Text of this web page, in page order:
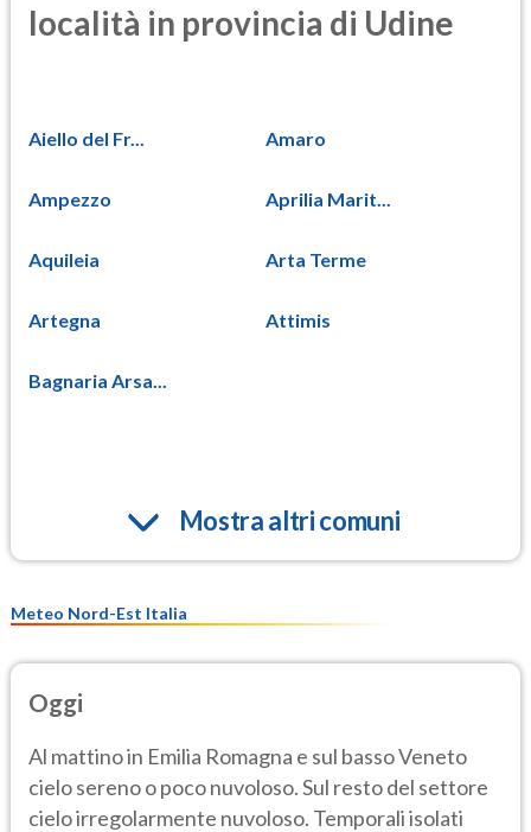
località in provincia di Udine
Aiello del Fr... Amaro
Ampezzo Aprilia Marit...
Aquileia Arta Terme
Artegna Attimis
Bagnaria Arsa...
Mostra altri comuni
Meteo Nord-Est Italia
Oggi
Al mattino in Emilia Romagna e sul basso Veneto
cielo sereno o poco nuvoloso. Sul resto del settore
cielo irregolarmente nuvoloso. Temporali isolati